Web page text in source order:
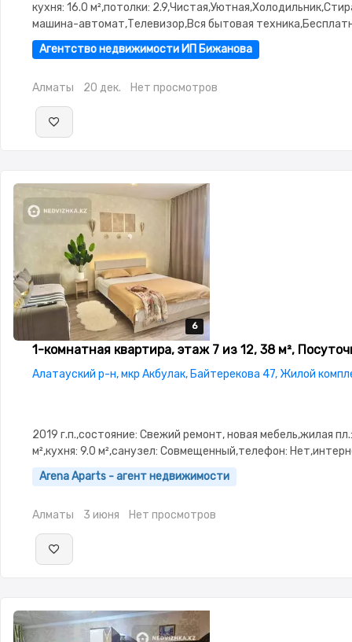
кухня: 16.0 м²,потолки:
машина-автомат,Телевизор,Вся бытовая
Агентство недвижимости ИП Бижанова
Алматы 20 дек. Нет просмотров
6
6
6
6
6
1-комнатная квартира, этаж 7 из 12, 38 м²,
Алатауский р-н, мкр Акбулак, Байтерекова 47, Жилой
2019 г.п.,состояние: Свежий ремонт, новая мебель,жилая
м²,кухня: 9.0 м²,санузел: Совмещенный,телефон:
Проводной,Полностью меблирована,Полностью
Паркинг,Домофон,Видеонаблюдение,Неугловая,Тихий двор
Arena Aparts - агент недвижимости
Алматы 3 июня Нет просмотров